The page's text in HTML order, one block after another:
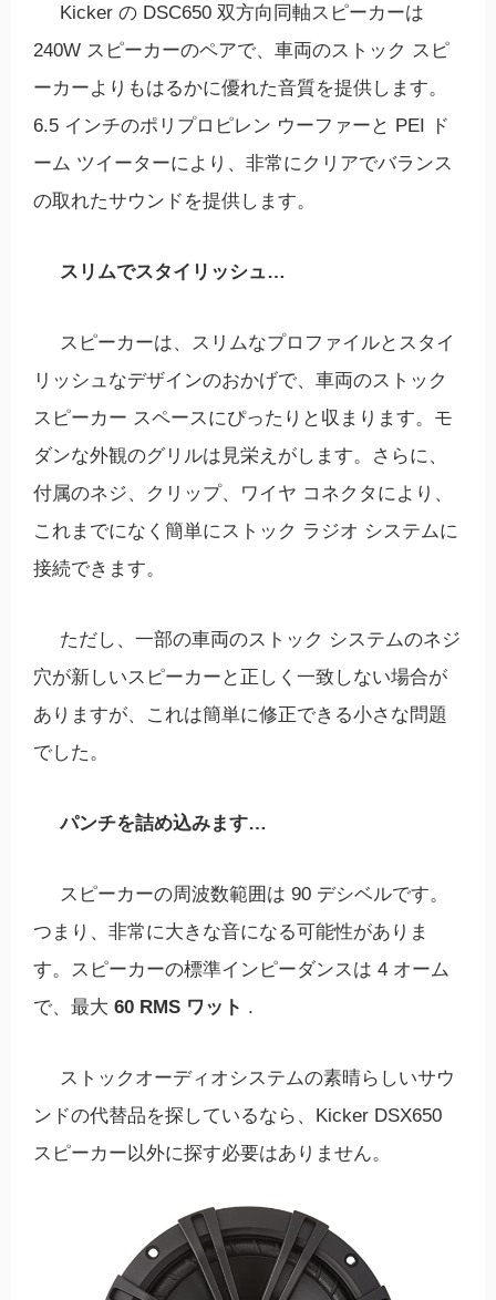
Kicker の DSC650 双方向同軸スピーカーは
240W スピーカーのペアで、車両のストック スピ
ーカーよりもはるかに優れた音質を提供します。
6.5 インチのポリプロピレン ウーファーと PEI ド
ーム ツイーターにより、非常にクリアでバランス
の取れたサウンドを提供します。
スリムでスタイリッシュ…
スピーカーは、スリムなプロファイルとスタイ
リッシュなデザインのおかげで、車両のストック
スピーカー スペースにぴったりと収まります。モ
ダンな外観のグリルは見栄えがします。さらに、
付属のネジ、クリップ、ワイヤ コネクタにより、
これまでになく簡単にストック ラジオ システムに
接続できます。
ただし、一部の車両のストック システムのネジ
穴が新しいスピーカーと正しく一致しない場合が
ありますが、これは簡単に修正できる小さな問題
でした。
パンチを詰め込みます…
スピーカーの周波数範囲は 90 デシベルです。
つまり、非常に大きな音になる可能性がありま
す。スピーカーの標準インピーダンスは 4 オーム
で、最大 60 RMS ワット .
ストックオーディオシステムの素晴らしいサウ
ンドの代替品を探しているなら、Kicker DSX650
スピーカー以外に探す必要はありません。